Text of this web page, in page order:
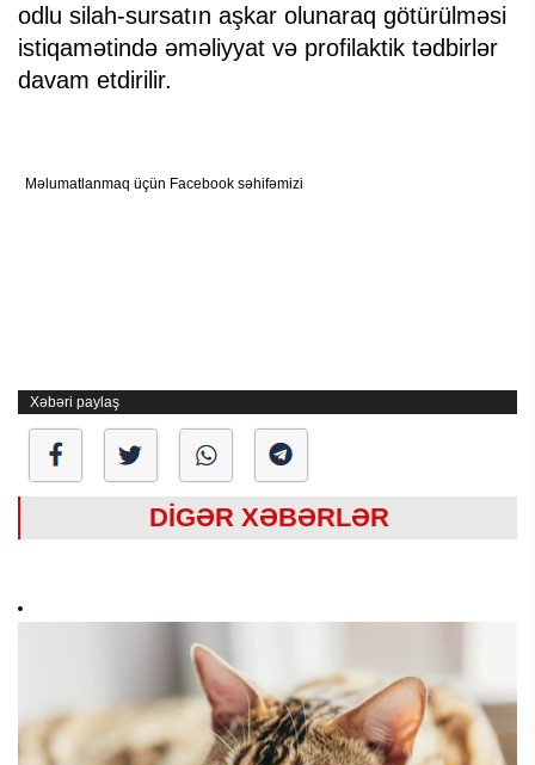
odlu silah-sursatın aşkar olunaraq götürülməsi
istiqamətində əməliyyat və profilaktik tədbirlər
davam etdirilir.
Məlumatlanmaq üçün Facebook səhifəmizi
Xəbəri paylaş
DİGƏR XƏBƏRLƏR